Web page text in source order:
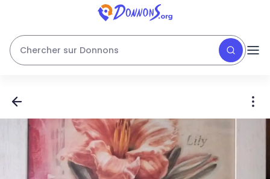
Chercher sur Donnons